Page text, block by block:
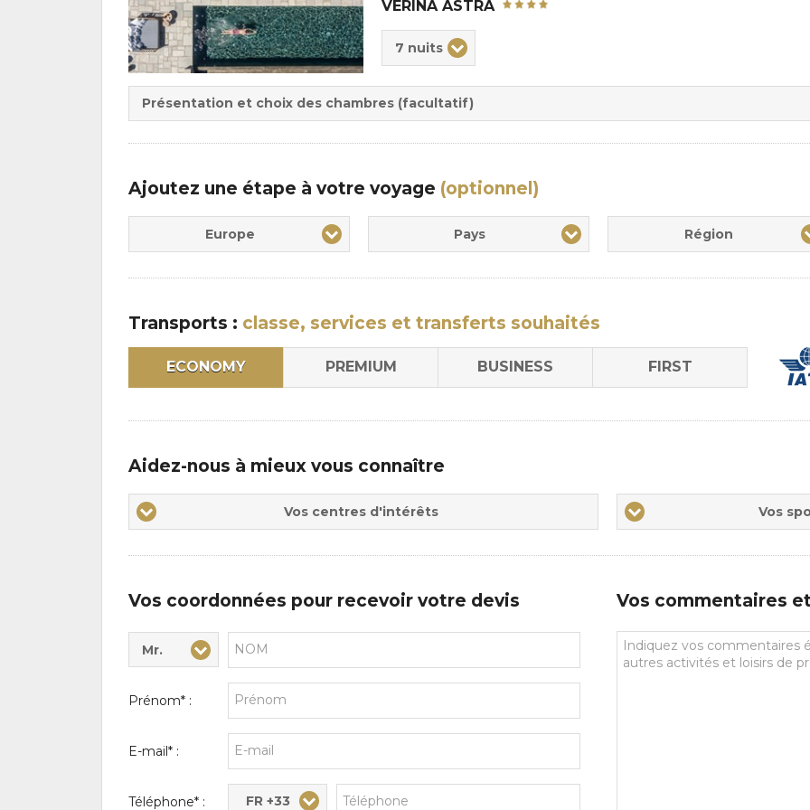
VERINA ASTRA
pension
:
:
7 nuits
Présentation et choix des chambres (facultatif)
Ajoutez une étape à votre voyage (optionnel)
Europe Pays Région
Transports : classe, services et transferts souhaités
ECONOMY PREMIUM BUSINESS FIRST
Aidez-nous à mieux vous connaître
Vos
centres
Vos centres d'intérêts
Vos
sports
Vos
Vos coordonnées pour recevoir votre devis
Civilité* :
Mr.
Nom* :
Prénom* :
E-mail* :
Téléphone* : FR +33
Vos commentaires
Vos
commentaires